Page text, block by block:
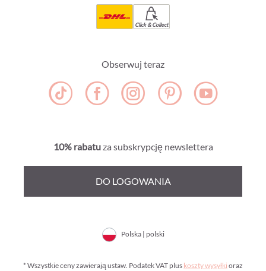
Click & Collect
Obserwuj teraz
10% rabatuza subskrypcję newslettera
DO LOGOWANIA
Polska | polski
* Wszystkie ceny zawierają ustaw. Podatek VAT plus koszty wysyłki oraz